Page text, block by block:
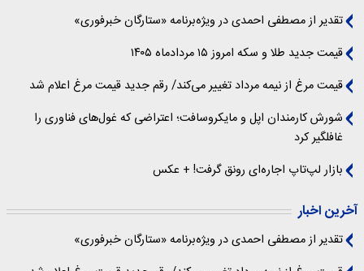
تقدیر از مصطفی احمدی در ویژه‌برنامه «ستارگان خبرفوری»
قیمت جدید طلا و سکه امروز ۱۵ مردادماه ۱۴۰۵
قیمت مرغ از نیمه مرداد تغییر می‌کند/ رقم جدید قیمت مرغ اعلام شد
شورش کارمندان اپل و مایکروسافت؛ اعتراضی که غول‌های فناوری را
غافلگیر کرد
بازار لپ‌تاپ اجاره‌ای رونق گرفت! + عکس
آخرین اخبار
تقدیر از مصطفی احمدی در ویژه‌برنامه «ستارگان خبرفوری»